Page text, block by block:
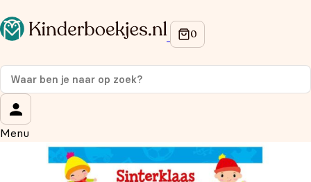
Menu
Op de hoogte blijven van onze acties?
Meld je aan voor onze nieuwsbrief en ontvang
korting
Wat is je voornaam?
Wat is je e-mailadres?*